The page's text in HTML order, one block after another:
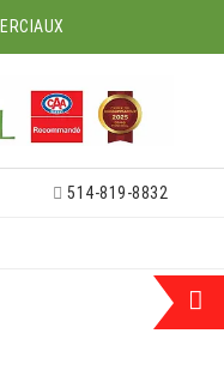
514-819-8832